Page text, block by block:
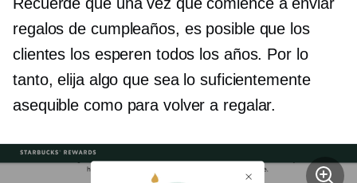
regalos de cumpleaños, es posible que los
clientes los esperen todos los años. Por lo
tanto, elija algo que sea lo suficientemente
asequible como para volver a regalar.